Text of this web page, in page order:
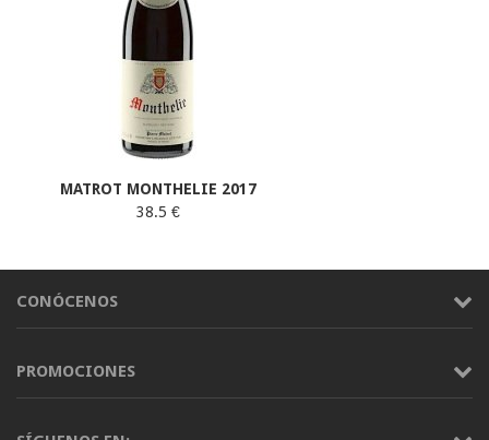
MATROT MONTHELIE 2017
38.5 €
CONÓCENOS
PROMOCIONES